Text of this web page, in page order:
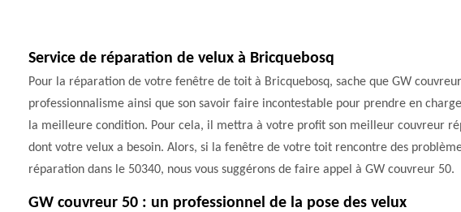
Service de réparation de velux à Bricquebosq
Pour la réparation de votre fenêtre de toit à Bricquebosq, sache que GW
professionnalisme ainsi que son savoir faire incontestable pour prendre en
la meilleure condition. Pour cela, il mettra à votre profit son meilleur couvreur
dont votre velux a besoin. Alors, si la fenêtre de votre toit rencontre des
réparation dans le 50340, nous vous suggérons de faire appel à GW couvreur 50.
GW couvreur 50 : un professionnel de la pose des velux